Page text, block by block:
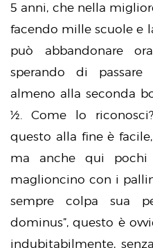
5 anni, che nella
facendo mille scuole e
può abbandonare
sperando di passare
almeno alla seconda
½. Come lo
questo alla fine è
ma anche qui pochi
maglioncino con i
sempre colpa sua
dominus”, questo è
indubitabilmente,